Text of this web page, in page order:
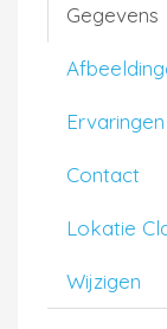
Gegevens
Ervaringen
Contact
Lokatie
Wijzigen